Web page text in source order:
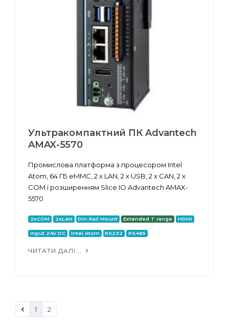
Ультракомпактний ПК Advantech
AMAX-5570
Промислова платформа з процесором Intel
Atom, 64 ГБ eMMC, 2 x LAN, 2 x USB, 2 x CAN, 2 x
COM і розширенням Slice IO Advantech AMAX-
5570
2xCOM 2xLAN Din-Rail Mount Extended T range HDMI
Input 24V DC Intel Atom RS232 RS485
ЧИТАТИ ДАЛІ...
1 2